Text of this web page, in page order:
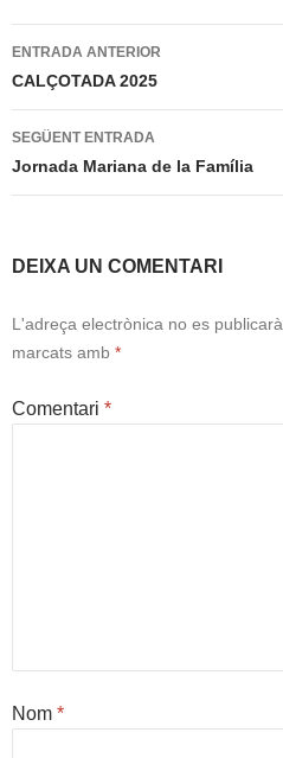
Navegació
per
les
entrades
ENTRADA ANTERIOR
CALÇOTADA 2025
SEGÜENT ENTRADA
Jornada Mariana de la Família
DEIXA UN COMENTARI
L'adreça electrònica no es publicarà.
marcats amb *
Comentari *
Nom *